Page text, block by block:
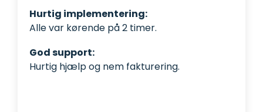
Hurtig implementering:
Alle var kørende på 2 timer.
God support:
Hurtig hjælp og nem fakturering.